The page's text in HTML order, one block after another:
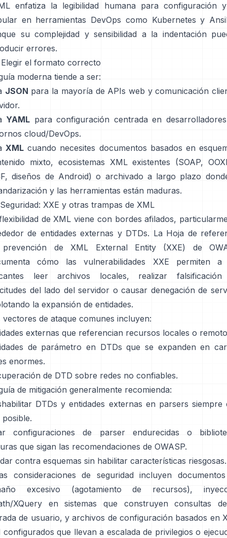
enfatiza la legibilidad humana para configuración
en herramientas DevOps como Kubernetes y
su complejidad y sensibilidad a la indentación
errores.
el formato correcto
moderna tiende a ser:
JSON para la mayoría de APIs web y comunicación
YAML para configuración centrada en
cloud/DevOps.
XML cuando necesites documentos basados en
mixto, ecosistemas XML existentes (SOAP,
diseños de Android) o archivado a largo plazo
y las herramientas están maduras.
XXE y otras trampas de XML
de XML viene con bordes afilados,
de entidades externas y DTDs. La Hoja de
de XML External Entity (XXE)
de
cómo las vulnerabilidades XXE permiten a
leer archivos locales, realizar
del lado del servidor o causar denegación de
la expansión de entidades.
vectores de ataque comunes incluyen:
externas que referencian recursos locales o
de parámetro en DTDs que se expanden en
enormes.
de DTD sobre redes no confiables.
de mitigación generalmente recomienda:
DTDs y entidades externas en parsers siempre
posible.
configuraciones de parser endurecidas o
que sigan las recomendaciones de OWASP.
contra esquemas sin habilitar características riesgosas.
consideraciones de seguridad incluyen
excesivo (agotamiento de recursos),
XQuery en sistemas que construyen consultas
de usuario, y archivos de configuración basados en
configurados que llevan a escalada de privilegios o